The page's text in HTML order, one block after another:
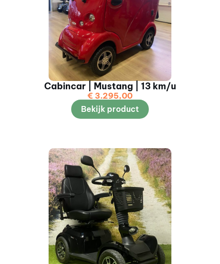
Cabincar | Mustang | 13 km/u
€ 3.295,00
Bekijk product